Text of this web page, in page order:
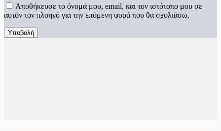
Αποθήκευσε το όνομά μου, email, και τον ιστότοπο μου σε
αυτόν τον πλοηγό για την επόμενη φορά που θα σχολιάσω.